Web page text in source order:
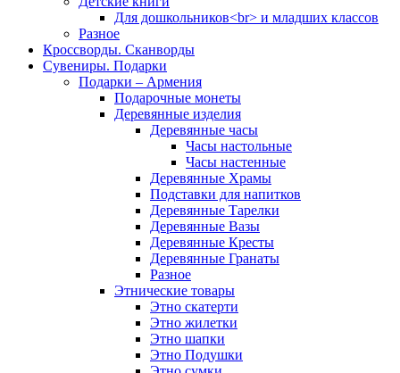
Для дошкольников<br> и младших классов
Разное
Кроссворды. Сканворды
Сувениры. Подарки
Подарки – Армения
Подарочные монеты
Деревянные изделия
Деревянные часы
Часы настольные
Часы настенные
Деревянные Храмы
Подставки для напитков
Деревянные Тарелки
Деревянные Вазы
Деревянные Кресты
Деревянные Гранаты
Разное
Этнические товары
Этно скатерти
Этно жилетки
Этно шапки
Этно Подушки